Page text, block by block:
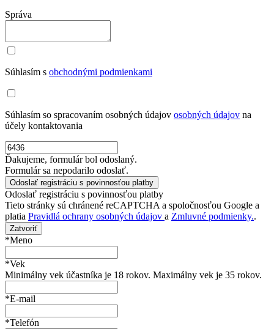
Správa
Súhlasím s obchodnými podmienkami
Súhlasím so spracovaním osobných údajov osobných údajov na
účely kontaktovania
Ďakujeme, formulár bol odoslaný.
Formulár sa nepodarilo odoslať.
Odoslať registráciu s povinnosťou platby
Tieto stránky sú chránené reCAPTCHA a spoločnosťou Google a
platia Pravidlá ochrany osobných údajov a Zmluvné podmienky..
Zatvoriť
*Meno
*Vek
Minimálny vek účastníka je 18 rokov. Maximálny vek je 35 rokov.
*E-mail
*Telefón